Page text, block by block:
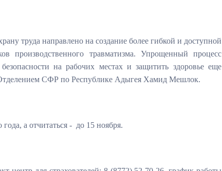
труда направлено на создание более гибкой и доступной
производственного травматизма. Упрощенный процесс
на рабочих местах и защитить здоровье еще
СФР по Республике Адыгея Хамид Мешлок.
а отчитаться - до 15 ноября.